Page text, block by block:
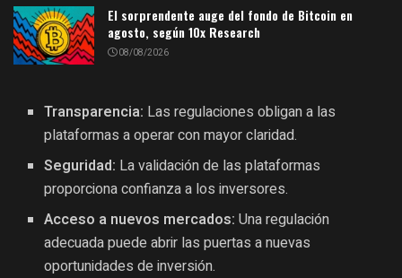
El sorprendente auge del fondo de Bitcoin en
agosto, según 10x Research
08/08/2026
Transparencia: Las regulaciones obligan a las
plataformas a operar con mayor claridad.
Seguridad: La validación de las plataformas
proporciona confianza a los inversores.
Acceso a nuevos mercados: Una regulación
adecuada puede abrir las puertas a nuevas
oportunidades de inversión.